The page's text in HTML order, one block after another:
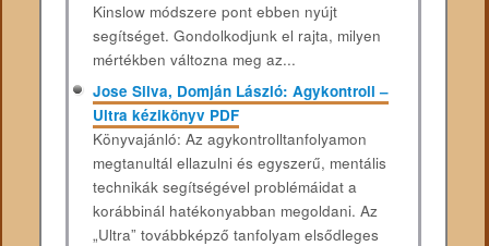
Kinslow módszere pont ebben nyújt
segítséget. Gondolkodjunk el rajta, milyen
mértékben változna meg az...
Jose Silva, Domján László: Agykontroll –
Ultra kézikönyv PDF
Könyvajánló: Az agykontrolltanfolyamon
megtanultál ellazulni és egyszerű, mentális
technikák segítségével problémáidat a
korábbinál hatékonyabban megoldani. Az
„Ultra” továbbképző tanfolyam elsődleges